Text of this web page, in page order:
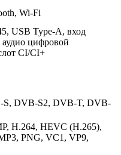
Wi-Fi
USB Type-A, вход
цифровой
CI/CI+
DVB-S2, DVB-T, DVB-
H.264, HEVC (H.265),
PNG, VC1, VP9,